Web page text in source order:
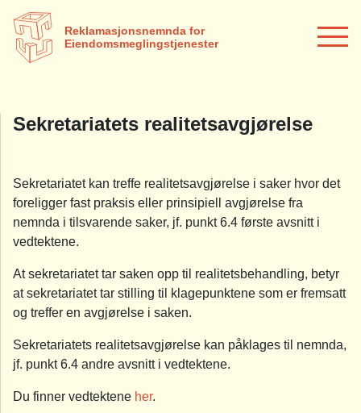
Reklamasjonsnemnda for
Eiendomsmeglingstjenester
Sekretariatets realitetsavgjørelse
Sekretariatet kan treffe realitetsavgjørelse i saker hvor det
foreligger fast praksis eller prinsipiell avgjørelse fra
nemnda i tilsvarende saker, jf. punkt 6.4 første avsnitt i
vedtektene.
At sekretariatet tar saken opp til realitetsbehandling, betyr
at sekretariatet tar stilling til klagepunktene som er fremsatt
og treffer en avgjørelse i saken.
Sekretariatets realitetsavgjørelse kan påklages til nemnda,
jf. punkt 6.4 andre avsnitt i vedtektene.
Du finner vedtektene her.